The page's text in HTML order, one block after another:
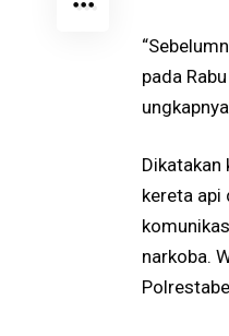
pada
Dikatakan
kereta api
narkoba.